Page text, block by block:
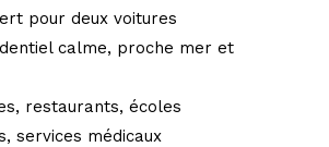
pour deux voitures
calme, proche mer et
restaurants, écoles
services médicaux